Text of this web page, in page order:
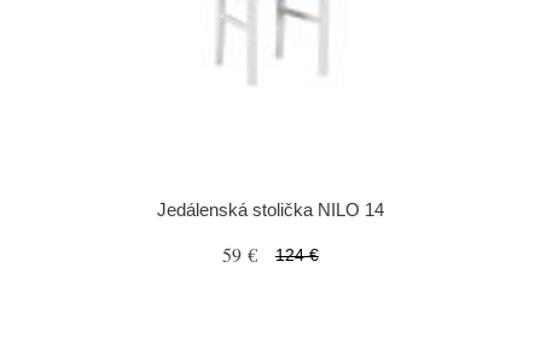
Jedálenská stolička NILO 14
59 € 124 €